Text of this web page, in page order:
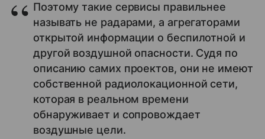
Поэтому такие сервисы правильнее
называть не радарами, а агрегаторами
открытой информации о беспилотной и
другой воздушной опасности. Судя по
описанию самих проектов, они не имеют
собственной радиолокационной сети,
которая в реальном времени
обнаруживает и сопровождает
воздушные цели.